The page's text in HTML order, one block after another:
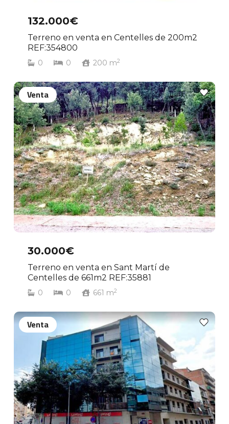
132.000€
Terreno en venta en Centelles de 200m2
REF:354800
0 0 200 m2
30.000€
Terreno en venta en Sant Martí de
Centelles de 661m2 REF:35881
0 0 661 m2
Venta
Venta